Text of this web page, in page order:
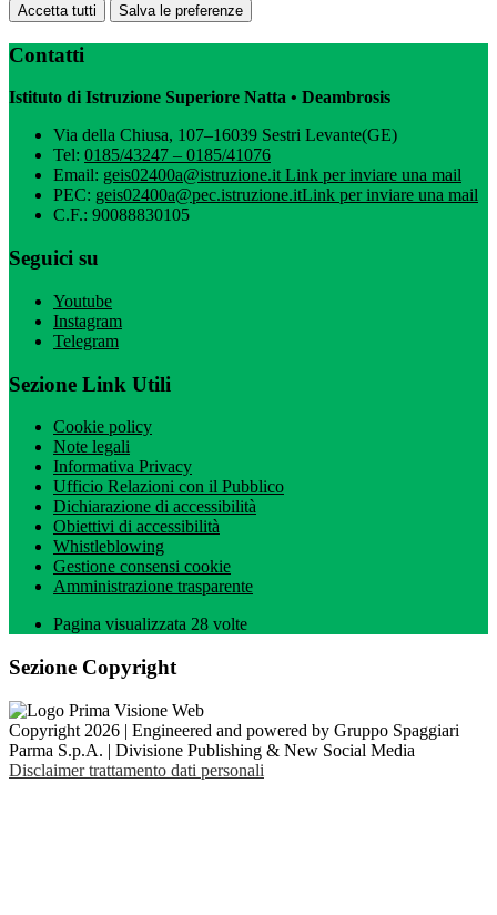
Accetta tutti Salva le preferenze
Contatti
Istituto di Istruzione Superiore Natta • Deambrosis
Via della Chiusa, 107–16039 Sestri Levante(GE)
Tel: 0185/43247 – 0185/41076
Email: geis02400a@istruzione.itLink per inviare una mail
PEC: geis02400a@pec.istruzione.itLink per inviare una mail
C.F.: 90088830105
Seguici su
Youtube
Instagram
Telegram
Sezione Link Utili
Cookie policy
Note legali
Informativa Privacy
Ufficio Relazioni con il Pubblico
Dichiarazione di accessibilità
Obiettivi di accessibilità
Whistleblowing
Gestione consensi cookie
Amministrazione trasparente
Pagina visualizzata 28 volte
Sezione Copyright
Copyright 2026 | Engineered and powered by Gruppo Spaggiari
Parma S.p.A. | Divisione Publishing & New Social Media
Disclaimer trattamento dati personali